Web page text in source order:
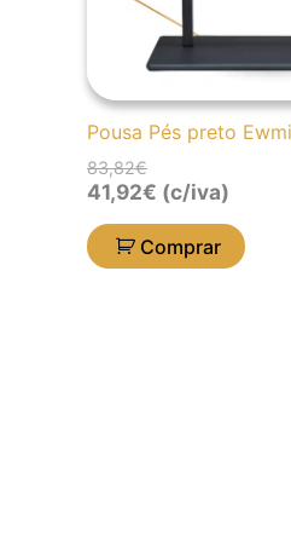
Pousa Pés preto
83,82€
41,92€ (c/iva)
Comprar